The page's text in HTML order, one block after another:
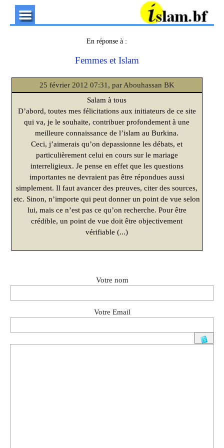
En réponse à :
Femmes et Islam
25 février 2012 07:31, par Abouhassan BK
Salam à tous
D’abord, toutes mes félicitations aux initiateurs de ce site
qui va, je le souhaite, contribuer profondement à une
meilleure connaissance de l’islam au Burkina.
Ceci, j’aimerais qu’on depassionne les débats, et
particulièrement celui en cours sur le mariage
interreligieux. Je pense en effet que les questions
importantes ne devraient pas être répondues aussi
simplement. Il faut avancer des preuves, citer des sources,
etc. Sinon, n’importe qui peut donner un point de vue selon
lui, mais ce n’est pas ce qu’on recherche. Pour être
crédible, un point de vue doit être objectivement
vérifiable (...)
Votre nom
Votre Email